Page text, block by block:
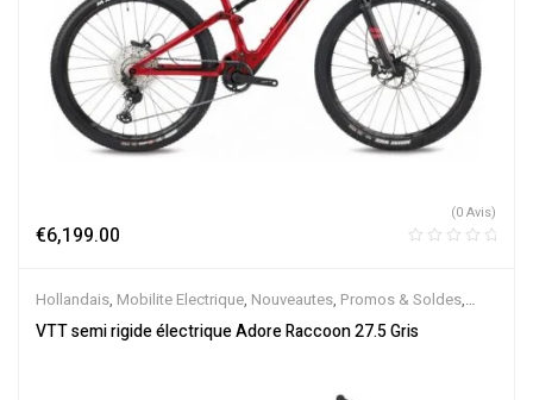
€6,199.00
(0 Avis)
Hollandais, Mobilite Electrique, Nouveautes, Promos & Soldes,
Semi-Rigides,Vélo électrique ville,Velos Electriques,VTT
VTT semi rigide électrique Adore Raccoon 27.5 Gris